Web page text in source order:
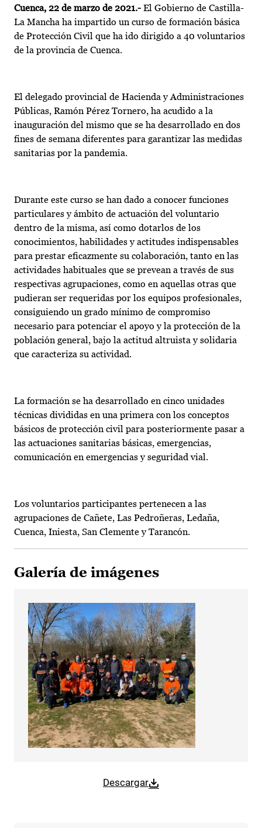
Cuenca, 22 de marzo de 2021.- El Gobierno de Castilla-
La Mancha ha impartido un curso de formación básica
de Protección Civil que ha ido dirigido a 40 voluntarios
de la provincia de Cuenca.
El delegado provincial de Hacienda y Administraciones
Públicas, Ramón Pérez Tornero, ha acudido a la
inauguración del mismo que se ha desarrollado en dos
fines de semana diferentes para garantizar las medidas
sanitarias por la pandemia.
Durante este curso se han dado a conocer funciones
particulares y ámbito de actuación del voluntario
dentro de la misma, así como dotarlos de los
conocimientos, habilidades y actitudes indispensables
para prestar eficazmente su colaboración, tanto en las
actividades habituales que se prevean a través de sus
respectivas agrupaciones, como en aquellas otras que
pudieran ser requeridas por los equipos profesionales,
consiguiendo un grado mínimo de compromiso
necesario para potenciar el apoyo y la protección de la
población general, bajo la actitud altruista y solidaria
que caracteriza su actividad.
La formación se ha desarrollado en cinco unidades
técnicas divididas en una primera con los conceptos
básicos de protección civil para posteriormente pasar a
las actuaciones sanitarias básicas, emergencias,
comunicación en emergencias y seguridad vial.
Los voluntarios participantes pertenecen a las
agrupaciones de Cañete, Las Pedroñeras, Ledaña,
Cuenca, Iniesta, San Clemente y Tarancón.
Galería de imágenes
Descargar